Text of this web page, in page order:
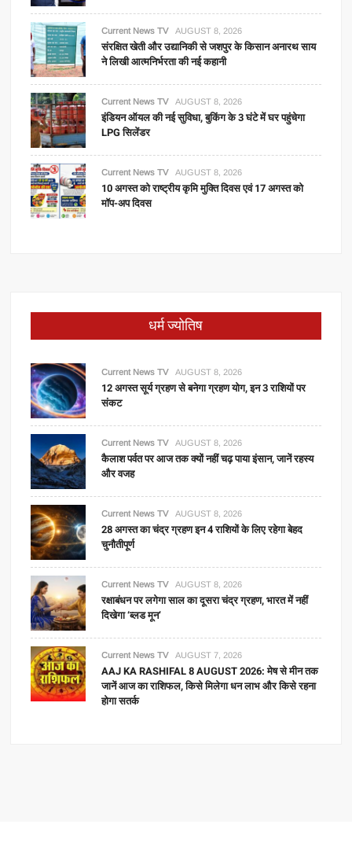
Current News TV AUGUST 8, 2026
संरक्षित खेती और उद्यानिकी से जशपुर के किसान अनारथ साय
ने लिखी आत्मनिर्भरता की नई कहानी
Current News TV AUGUST 8, 2026
इंडियन ऑयल की नई सुविधा, बुकिंग के 3 घंटे में घर पहुंचेगा
LPG सिलेंडर
Current News TV AUGUST 8, 2026
10 अगस्त को राष्ट्रीय कृमि मुक्ति दिवस एवं 17 अगस्त को
मॉप-अप दिवस
धर्म ज्योतिष
Current News TV AUGUST 8, 2026
12 अगस्त सूर्य ग्रहण से बनेगा ग्रहण योग, इन 3 राशियों पर
संकट
Current News TV AUGUST 8, 2026
कैलाश पर्वत पर आज तक क्यों नहीं चढ़ पाया इंसान, जानें रहस्य
और वजह
Current News TV AUGUST 8, 2026
28 अगस्त का चंद्र ग्रहण इन 4 राशियों के लिए रहेगा बेहद
चुनौतीपूर्ण
Current News TV AUGUST 8, 2026
रक्षाबंधन पर लगेगा साल का दूसरा चंद्र ग्रहण, भारत में नहीं
दिखेगा ‘ब्लड मून’
Current News TV AUGUST 7, 2026
AAJ KA RASHIFAL 8 AUGUST 2026: मेष से मीन तक
जानें आज का राशिफल, किसे मिलेगा धन लाभ और किसे रहना
होगा सतर्क